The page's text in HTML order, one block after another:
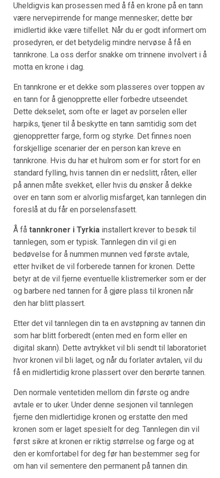
Uheldigvis kan prosessen med å få en krone på en tann
være nervepirrende for mange mennesker; dette bør
imidlertid ikke være tilfellet. Når du er godt informert om
prosedyren, er det betydelig mindre nervøse å få en
tannkrone. La oss derfor snakke om trinnene involvert i å
motta en krone i dag.
En tannkrone er et dekke som plasseres over toppen av
en tann for å gjenopprette eller forbedre utseendet.
Dette dekselet, som ofte er laget av porselen eller
harpiks, tjener til å beskytte en tann samtidig som det
gjenoppretter farge, form og styrke. Det finnes noen
forskjellige scenarier der en person kan kreve en
tannkrone. Hvis du har et hulrom som er for stort for en
standard fylling, hvis tannen din er nedslitt, råten, eller
på annen måte svekket, eller hvis du ønsker å dekke
over en tann som er alvorlig misfarget, kan tannlegen din
foreslå at du får en porselensfasett.
Å få tannkroner i Tyrkiainstallert krever to besøk til
tannlegen, som er typisk. Tannlegen din vil gi en
bedøvelse for å nummen munnen ved første avtale,
etter hvilket de vil forberede tannen for kronen. Dette
betyr at de vil fjerne eventuelle klistremerker som er der
og barbere ned tannen for å gjøre plass til kronen når
den har blitt plassert.
Etter det vil tannlegen din ta en avstøpning av tannen din
som har blitt forberedt (enten med en form eller en
digital skann). Dette avtrykket vil bli sendt til laboratoriet
hvor kronen vil bli laget, og når du forlater avtalen, vil du
få en midlertidig krone plassert over den berørte tannen.
Den normale ventetiden mellom din første og andre
avtale er to uker. Under denne sesjonen vil tannlegen
fjerne den midlertidige kronen og erstatte den med
kronen som er laget spesielt for deg. Tannlegen din vil
først sikre at kronen er riktig størrelse og farge og at
den er komfortabel for deg før han bestemmer seg for
om han vil sementere den permanent på tannen din.